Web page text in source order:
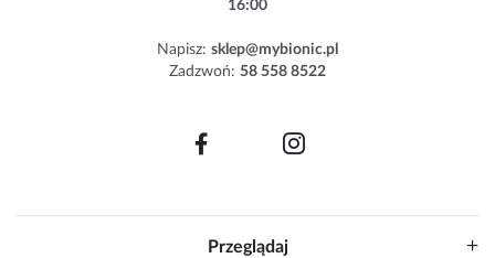
16:00
Napisz: sklep@mybionic.pl
Zadzwoń: 58 558 8522
Przeglądaj